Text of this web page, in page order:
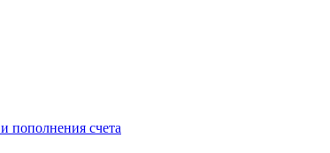
пополнения счета